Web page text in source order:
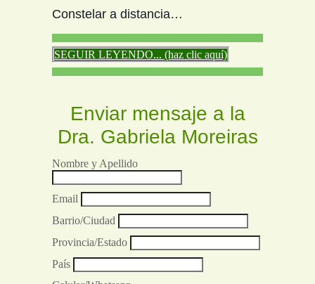
Constelar a distancia…
SEGUIR LEYENDO... (haz clic aquí)
Enviar mensaje a la
Dra. Gabriela Moreiras
Nombre y Apellido
Email
Barrio/Ciudad
Provincia/Estado
País